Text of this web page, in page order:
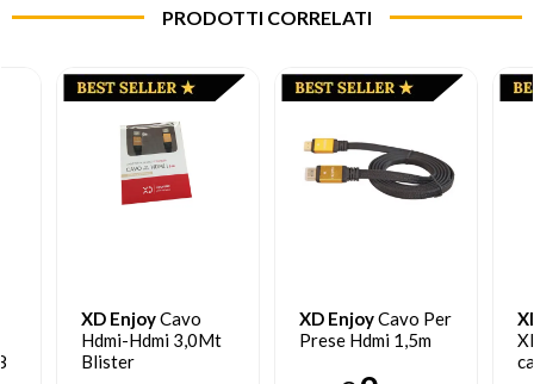
PRODOTTI CORRELATI
XD EnjoyCavo
Hdmi-Hdmi 3,0Mt
Blister
XD EnjoyCavo Per
Prese Hdmi 1,5m